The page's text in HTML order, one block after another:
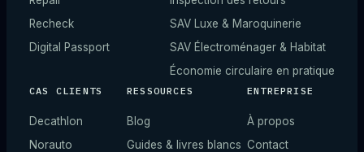
Recheck
Digital Passport
SAV Luxe & Maroquinerie
SAV Électroménager & Habitat
Économie circulaire en pratique
CAS CLIENTS
Decathlon
Norauto
RESSOURCES
Blog
Guides & livres blancs
ENTREPRISE
À propos
Contact